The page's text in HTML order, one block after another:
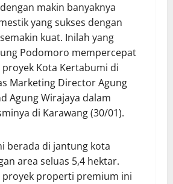
makin banyaknya
yang sukses dengan
kuat. Inilah yang
Podomoro mempercepat
Kota Kertabumi di
Marketing Director Agung
Agung Wirajaya dalam
di Karawang (30/01).
berada di jantung kota
area seluas 5,4 hektar.
proyek properti premium ini